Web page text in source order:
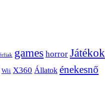
games horror Játékok
Wii X360 Állatok énekesnő